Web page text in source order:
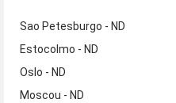
Sao Petesburgo - ND
Estocolmo - ND
Oslo - ND
Moscou - ND